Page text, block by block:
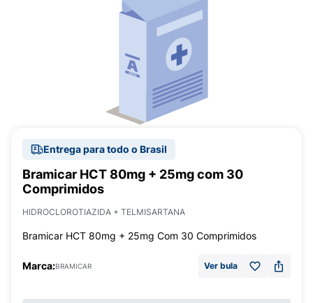
Entrega para todo o Brasil
Bramicar HCT 80mg + 25mg com 30
Comprimidos
HIDROCLOROTIAZIDA + TELMISARTANA
Bramicar HCT 80mg + 25mg Com 30 Comprimidos
Marca:BRAMICAR Ver bula